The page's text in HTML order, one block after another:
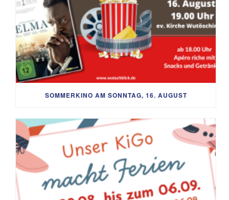
SOMMERKINO AM SONNTAG, 16. AUGUST